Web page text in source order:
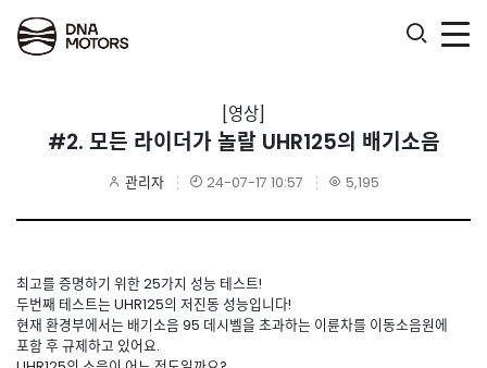
[영상]
#2. 모든 라이더가 놀랄 UHR125의 배기소음
관리자 24-07-17 10:57 5,195
최고를 증명하기 위한 25가지 성능 테스트!
두번째 테스트는 UHR125의 저진동 성능입니다!
현재 환경부에서는 배기소음 95 데시벨을 초과하는 이륜차를 이동소음원에
포함 후 규제하고 있어요.